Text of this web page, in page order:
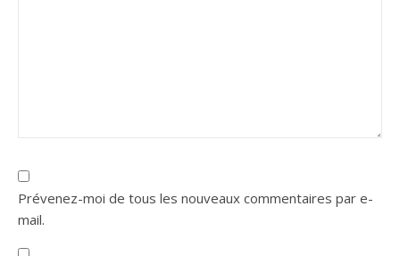
Prévenez-moi de tous les nouveaux commentaires par e-
mail.